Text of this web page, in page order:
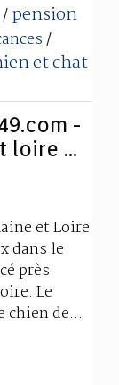
/pension
/
et chat
-
loire ...
et Loire
dans le
près
Le
chien de...